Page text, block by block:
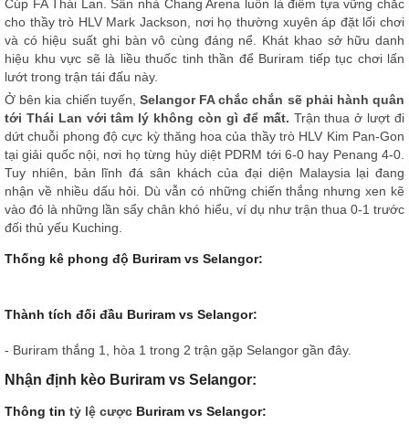
Cúp FA Thái Lan. Sân nhà Chang Arena luôn là điểm tựa vững chắc
cho thầy trò HLV Mark Jackson, nơi họ thường xuyên áp đặt lối chơi
và có hiệu suất ghi bàn vô cùng đáng nể. Khát khao sở hữu danh
hiệu khu vực sẽ là liều thuốc tinh thần để Buriram tiếp tục chơi lấn
lướt trong trận tái đấu này.
Ở bên kia chiến tuyến, Selangor FA chắc chắn sẽ phải hành quân
tới Thái Lan với tâm lý không còn gì để mất. Trận thua ở lượt đi
dứt chuỗi phong độ cực kỳ thăng hoa của thầy trò HLV Kim Pan-Gon
tại giải quốc nội, nơi họ từng hủy diệt PDRM tới 6-0 hay Penang 4-0.
Tuy nhiên, bản lĩnh đá sân khách của đại diện Malaysia lại đang
nhận về nhiều dấu hỏi. Dù vẫn có những chiến thắng nhưng xen kẽ
vào đó là những lần sẩy chân khó hiểu, ví dụ như trận thua 0-1 trước
đối thủ yếu Kuching.
Thống kê phong độ Buriram vs Selangor:
Thành tích đối đầu Buriram vs Selangor:
- Buriram thắng 1, hòa 1 trong 2 trận gặp Selangor gần đây.
Nhận định kèo Buriram vs Selangor:
Thông tin tỷ lệ cược Buriram vs Selangor: